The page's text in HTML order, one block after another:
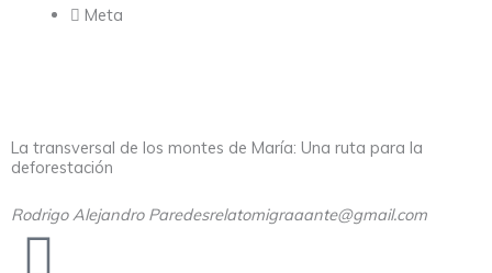
Meta
La transversal de los montes de María: Una ruta para la
deforestación
Rodrigo Alejandro Paredesrelatomigraaante@gmail.com